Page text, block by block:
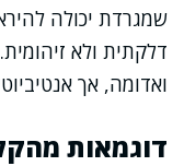
שמגרדת יכולה
דלקתית ולא
ואדומה, אך
דוגמאות